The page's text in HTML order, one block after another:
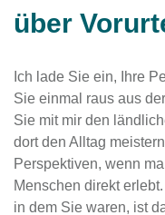
über
Ich lade Sie ein, Ihre
Sie einmal raus aus
Sie mit mir den
dort den Alltag
Perspektiven, wenn
Menschen direkt
in dem Sie waren, ist